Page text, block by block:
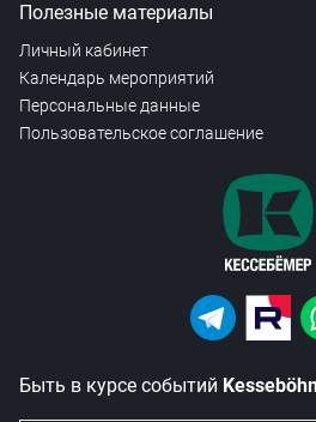
Полезные материалы
Личный кабинет
Календарь мероприятий
Персональные данные
Пользовательское соглашение
Быть в курсе событий